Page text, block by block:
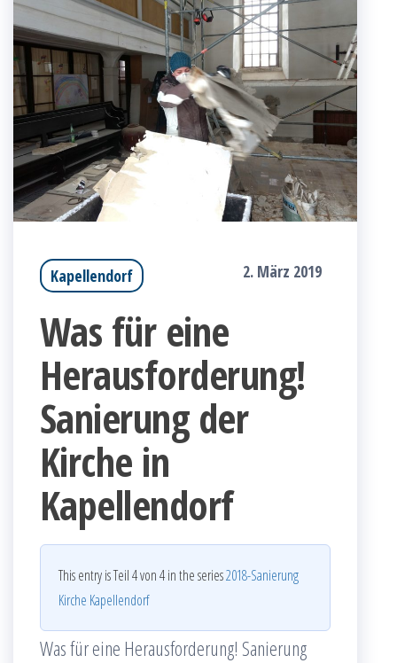
Kapellendorf 2. März 2019
Was für eine
Herausforderung!
Sanierung der
Kirche in
Kapellendorf
This entry is Teil 4 von 4 in the series2018-Sanierung
Kirche Kapellendorf
Was für eine Herausforderung! Sanierung